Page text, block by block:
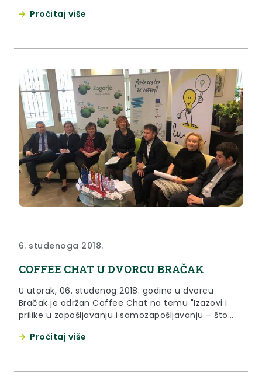
prijemu kod Predsjednice RH.
Pročitaj više
6. studenoga 2018.
COFFEE CHAT U DVORCU BRAČAK
U utorak, 06. studenog 2018. godine u dvorcu
Bračak je održan Coffee Chat na temu "Izazovi i
prilike u zapošljavanju i samozapošljavanju – što
Pročitaj više